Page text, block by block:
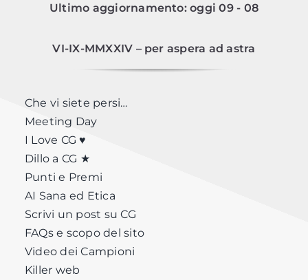
Ultimo aggiornamento: oggi 09 - 08
VI-IX-MMXXIV – per aspera ad astra
Che vi siete persi…
Meeting Day
I Love CG ♥
Dillo a CG ★
Punti e Premi
AI Sana ed Etica
Scrivi un post su CG
FAQs e scopo del sito
Video dei Campioni
Killer web